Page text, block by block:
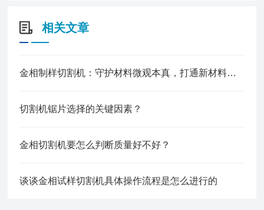
相关文章
金相制样切割机：守护材料微观本真，打通新材料研发落地关键链路
切割机锯片选择的关键因素？
金相切割机要怎么判断质量好不好？
谈谈金相试样切割机具体操作流程是怎么进行的